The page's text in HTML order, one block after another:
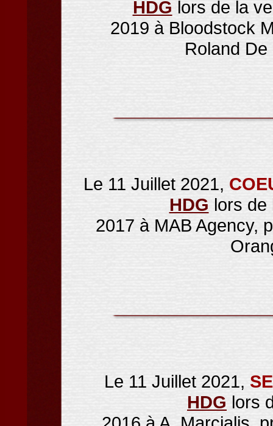
HDG lors de la
2019 à Bloodstock
Roland
Le 11 Juillet 2021,
HDG lors de
2017 à MAB Agency,
Le 11 Juillet 2021,
HDG lors